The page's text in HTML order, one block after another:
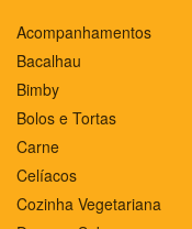
Acompanhamentos
Bacalhau
Bimby
Bolos e Tortas
Carne
Celíacos
Cozinha Vegetariana